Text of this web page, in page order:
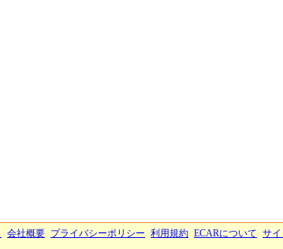
会社概要 プライバシーポリシー 利用規約 ECARについて サ